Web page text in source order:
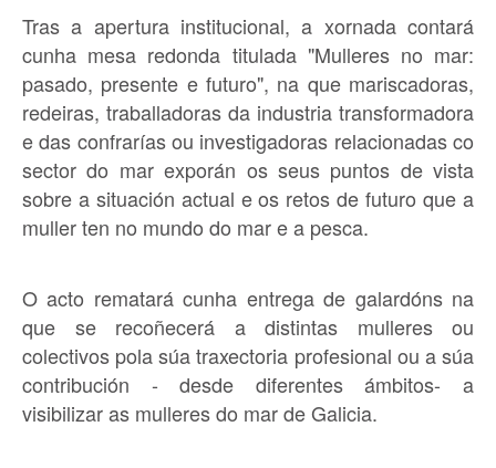
Tras a apertura institucional, a xornada contará
cunha mesa redonda titulada "Mulleres no mar:
pasado, presente e futuro", na que mariscadoras,
redeiras, traballadoras da industria transformadora
e das confrarías ou investigadoras relacionadas co
sector do mar exporán os seus puntos de vista
sobre a situación actual e os retos de futuro que a
muller ten no mundo do mar e a pesca.
O acto rematará cunha entrega de galardóns na
que se recoñecerá a distintas mulleres ou
colectivos pola súa traxectoria profesional ou a súa
contribución - desde diferentes ámbitos- a
visibilizar as mulleres do mar de Galicia.